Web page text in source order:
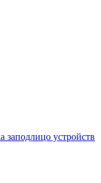
заподлицо устройств